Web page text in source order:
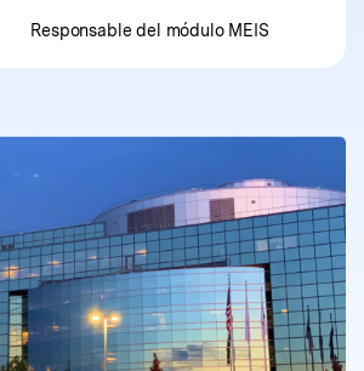
Responsable del módulo MEIS